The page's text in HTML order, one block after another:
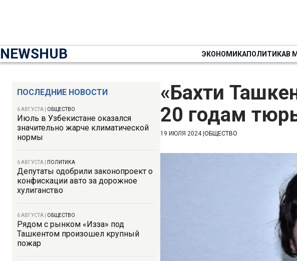
NEWSHUB ЭКОНОМИКАПОЛИТИКАВ
ПОСЛЕДНИЕ НОВОСТИ
6 АВГУСТА ОБЩЕСТВО
Июль в Узбекистане оказался
значительно жарче климатической
нормы
6 АВГУСТА ПОЛИТИКА
Депутаты одобрили законопроект о
конфискации авто за дорожное
хулиганство
6 АВГУСТА ОБЩЕСТВО
Рядом с рынком «Изза» под
Ташкентом произошел крупный
пожар
«Бахти
20 годам
19 ИЮЛЯ 2024| ОБЩЕСТВО